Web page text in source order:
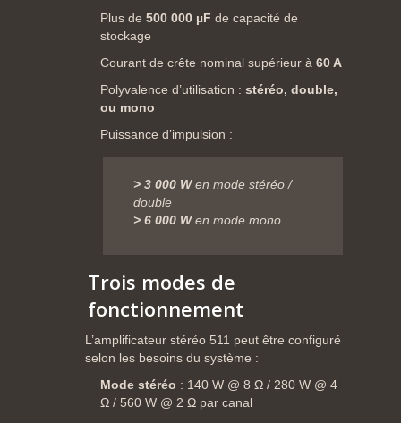
Plus de 500 000 µF de capacité de
stockage
Courant de crête nominal supérieur à 60 A
Polyvalence d’utilisation : stéréo, double,
ou mono
Puissance d’impulsion :
> 3 000 W en mode stéréo /
double
> 6 000 W en mode mono
Trois modes de
fonctionnement
L’amplificateur stéréo 511 peut être configuré
selon les besoins du système :
Mode stéréo : 140 W @ 8 Ω / 280 W @ 4
Ω / 560 W @ 2 Ω par canal